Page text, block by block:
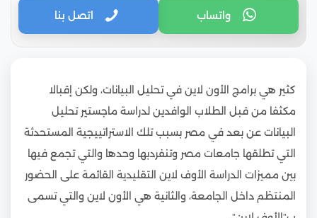
واتساب اتصل بنا
كثير هي برامج الأون لاين في تحليل البيانات، ولكن إقبالا
مكثفا من قبل الطلاب الوافدين لدراسة ماجستير تحليل
البيانات عن بعد في مصر بسبب تلك الاستراتييجية المستحدثة
التي تطلقها جامعات مصر وتنفردبها وحدها والتي تجمع فيها
بين مميزات الدراسة الأوف لاين التقليدية القائمة على الحضور
المنتظم داخل الجامعة، والثانية هي الأون لاين والتي تسمى